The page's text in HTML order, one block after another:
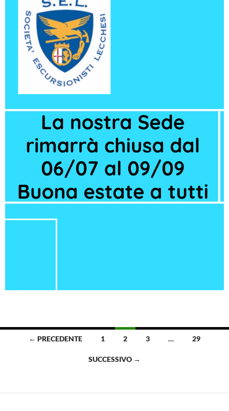
Navigazione
← PRECEDENTE 1 2 3 … 29
SUCCESSIVO →